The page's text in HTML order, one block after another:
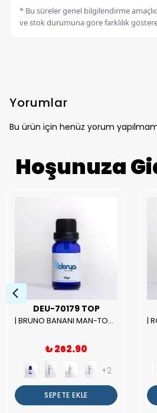
* Bu süreler genel bilgilendirme
ve stok durumuna göre farklılık
Yorumlar
Bu ürün için henüz yorum
Hoşunuza
DEU-70179 TOP
| BRUNO BANANI MAN-TOP Kalite Erkek Parfüm Esansı.|
₺ 262.90
+2
SEPETE EKLE